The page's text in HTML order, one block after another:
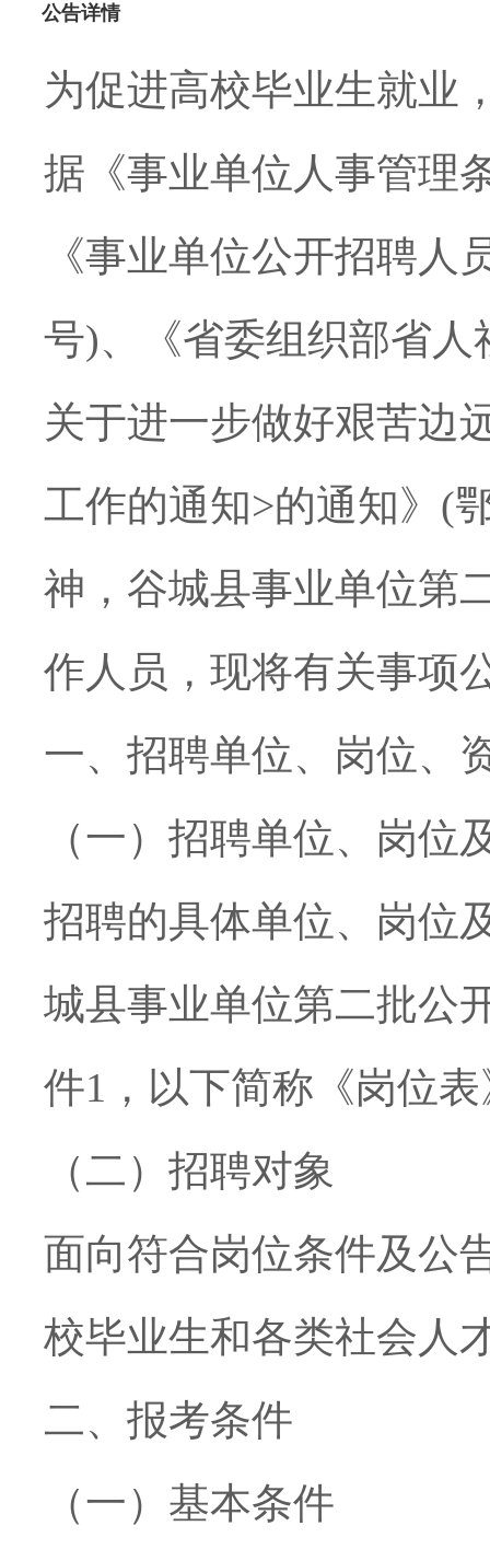
公告详情
为促进高校毕业生就业
据《事业单位人事管理
《事业单位公开招聘人
号)、《省委组织部省人
关于进一步做好艰苦边
工作的通知>的通知》 (
神，谷城县事业单位第
作人员，现将有关事项
一、招聘单位、岗位、
（一）招聘单位、岗位
招聘的具体单位、岗位
城县事业单位第二批公
件1 ，以下简称《岗位
（二）招聘对象
面向符合岗位条件及公
校毕业生和各类社会人
二、报考条件
（一）基本条件